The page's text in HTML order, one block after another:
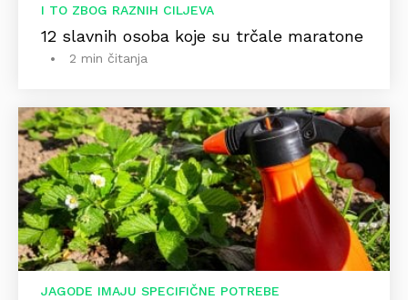
I TO ZBOG RAZNIH CILJEVA
12 slavnih osoba koje su trčale maratone
2 min čitanja
JAGODE IMAJU SPECIFIČNE POTREBE